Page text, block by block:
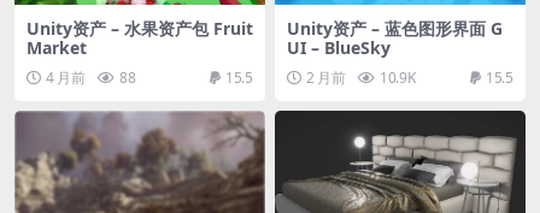
Unity资产 – 水果资产包 Fruit
Market
4 月前 88 15.5
Unity资产 – 蓝色图形界面 G
UI – BlueSky
2 月前 10.9K 15.5